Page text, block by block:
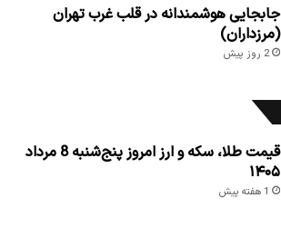
جابجایی هوشمندانه در قلب غرب تهران
(مرزداران)
2 روز پیش
قیمت طلا، سکه و ارز امروز پنج‌شنبه 8 مرداد
۱۴۰۵
1 هفته پیش